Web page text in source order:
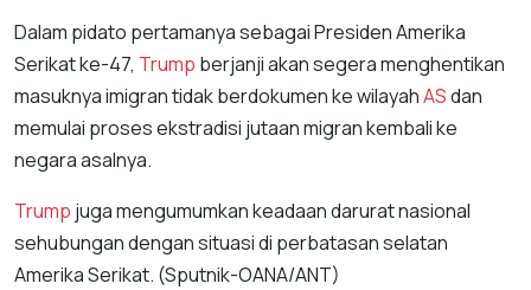
Dalam pidato pertamanya sebagai Presiden Amerika
Serikat ke-47, Trump berjanji akan segera menghentikan
masuknya imigran tidak berdokumen ke wilayahASdan
memulai proses ekstradisi jutaan migran kembali ke
negara asalnya.
Trump juga mengumumkan keadaan darurat nasional
sehubungan dengan situasi di perbatasan selatan
Amerika Serikat. (Sputnik-OANA/ANT)